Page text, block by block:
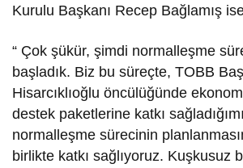
Kurulu Başkanı Recep Bağlamış
“ Çok şükür, şimdi normalleşme
başladık. Biz bu süreçte, TOBB
Hisarcıklıoğlu öncülüğünde
destek paketlerine katkı
normalleşme sürecinin
birlikte katkı sağlıyoruz. Kuşkusuz